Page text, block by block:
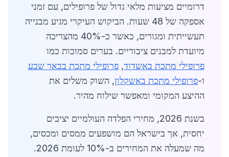
דרומיים מציעות מלאי גדול של פרופילים, עם זמני
אספקה של 48 שעות. הביקוש העיקרי מגיע מבנייה
תעשייתית ומגורים, כאשר כ-40% מהצריכה
מיועדת למבנים ציבוריים. בערים סמוכות כמו
פרופילי מתכת באשדוד, פרופילי מתכת בבאר שבע
ו-פרופילי מתכת באשקלון, השוק משלים את
ההיצע המקומי ומאפשר שילוח מהיר.
בשנת 2026, מחירי הפלדה העולמיים יציבים
יחסית, אך בישראל הם מושפעים ממסים ומכסים,
מה שמעלה את המחירים ב-10% לעומת 2026.